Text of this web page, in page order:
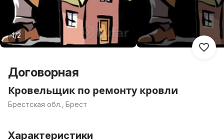
1/2
Договорная
Кровельщик по ремонту кровли
Брестская обл., Брест
Характеристики